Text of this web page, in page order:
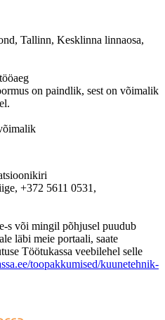
Tallinn, Kesklinna linnaosa,
on paindlik, sest on võimalik
+372 5611 0531,
s või mingil põhjusel puudub
läbi meie portaali, saate
Töötukassa veebilehel selle
toopakkumised/kuunetehnik-